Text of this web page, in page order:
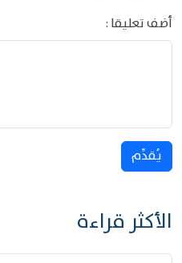
أضف تعليقا :
يُقدِّم
الأكثر قراءة